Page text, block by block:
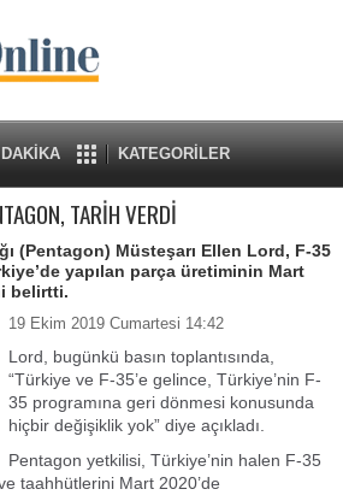
KATEGORİLER
TARİH VERDİ
(Pentagon) Müsteşarı Ellen Lord, F-35
yapılan parça üretiminin Mart
belirtti.
19 Ekim 2019 Cumartesi 14:42
Lord, bugünkü basın toplantısında,
“Türkiye ve F-35’e gelince, Türkiye’nin F-
35 programına geri dönmesi konusunda
hiçbir değişiklik yok” diye açıkladı.
Pentagon yetkilisi, Türkiye’nin halen F-35
taahhütlerini Mart 2020’de